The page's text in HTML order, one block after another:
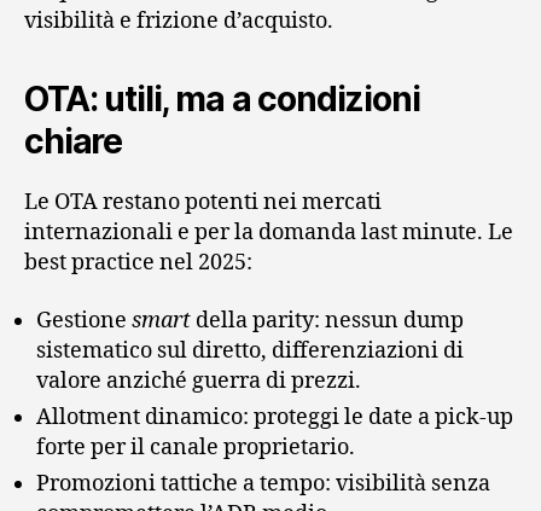
visibilità e frizione d’acquisto.
OTA: utili, ma a condizioni
chiare
Le OTA restano potenti nei mercati
internazionali e per la domanda last minute. Le
best practice nel 2025:
Gestione smart della parity: nessun dump
sistematico sul diretto, differenziazioni di
valore anziché guerra di prezzi.
Allotment dinamico: proteggi le date a pick-up
forte per il canale proprietario.
Promozioni tattiche a tempo: visibilità senza